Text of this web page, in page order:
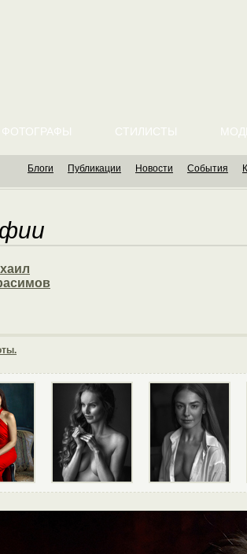
ФОТОГРАФЫ СТИЛИСТЫ
Блоги Публикации Новости События